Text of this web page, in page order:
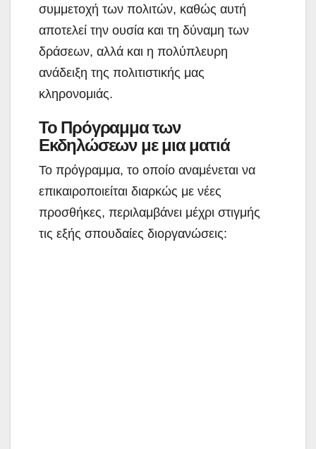
συμμετοχή των πολιτών, καθώς αυτή
αποτελεί την ουσία και τη δύναμη των
δράσεων, αλλά και η πολύπλευρη
ανάδειξη της πολιτιστικής μας
κληρονομιάς.
Το Πρόγραμμα των
Εκδηλώσεων με μια ματιά
Το πρόγραμμα, το οποίο αναμένεται να
επικαιροποιείται διαρκώς με νέες
προσθήκες, περιλαμβάνει μέχρι στιγμής
τις εξής σπουδαίες διοργανώσεις: